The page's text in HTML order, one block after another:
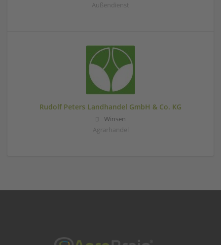
Außendienst
Rudolf Peters Landhandel GmbH & Co. KG
Winsen
Agrarhandel